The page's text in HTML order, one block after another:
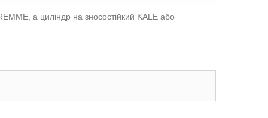
а циліндр на зносостійкий KALE або